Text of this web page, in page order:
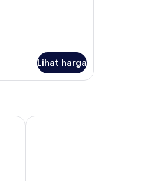
Lihat harga
Bobotel Gatot Subroto Medan